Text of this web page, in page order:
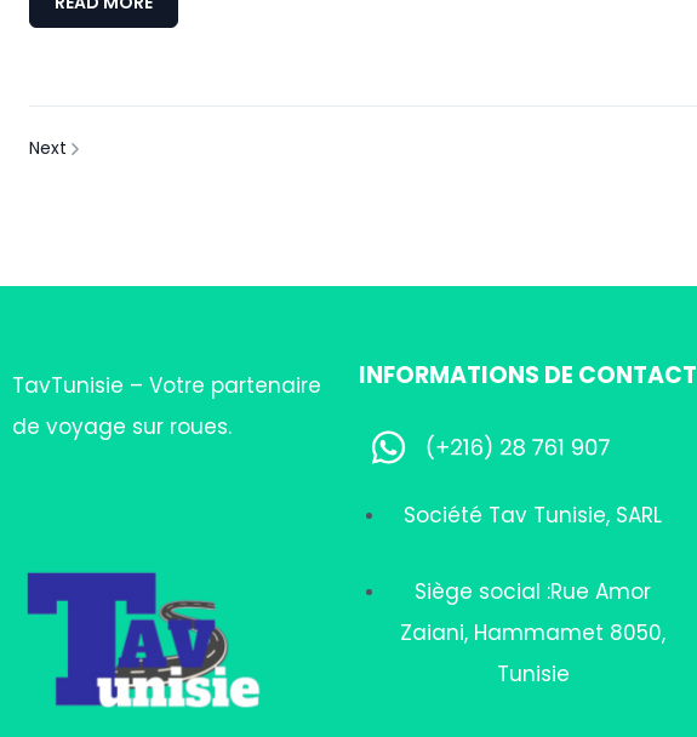
Next
TavTunisie – Votre partenaire
de voyage sur roues.
INFORMATIONS DE CONTACT
Société Tav Tunisie, SARL
Siège social :Rue Amor
Zaiani, Hammamet 8050,
Tunisie